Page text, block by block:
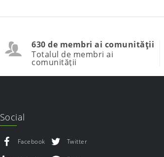
630 de membri ai comunității
Totalul de membri ai
comunității
Social
Facebook Twitter